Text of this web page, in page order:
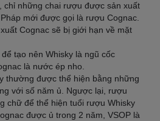
chỉ những chai rượu được sản xuất
mới được gọi là rượu Cognac.
Cognac sẽ bị giới hạn về mặt
tạo nên Whisky là ngũ cốc
là nước ép nho.
thường được thể hiện bằng những
với số năm ủ. Ngược lại, rượu
chữ để thể hiện tuổi rượu Whisky
được ủ trong 2 năm, VSOP là